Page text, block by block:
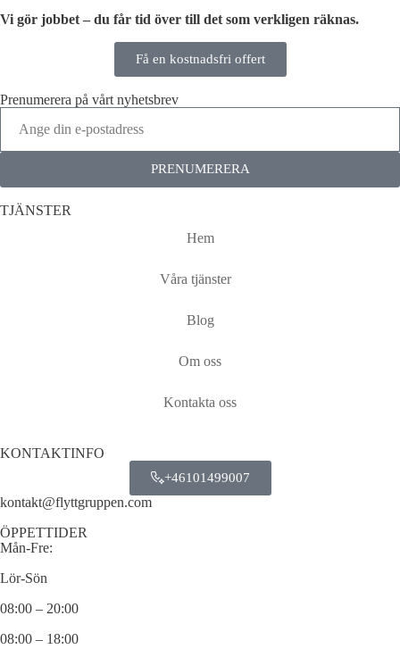
Vi gör jobbet – du får tid över till det som verkligen räknas.
Få en kostnadsfri offert
Prenumerera på vårt nyhetsbrev
PRENUMERERA
TJÄNSTER
Hem
Våra tjänster
Blog
Om oss
Kontakta oss
KONTAKTINFO
+46101499007
kontakt@flyttgruppen.com
ÖPPETTIDER
Mån-Fre:
Lör-Sön
08:00 – 20:00
08:00 – 18:00